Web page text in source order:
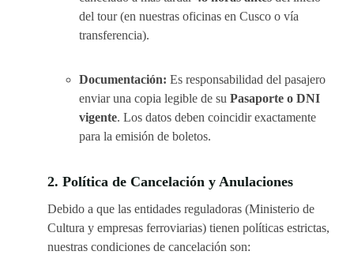
del tour (en nuestras oficinas en Cusco o vía
transferencia).
Documentación: Es responsabilidad del pasajero
enviar una copia legible de su Pasaporte o DNI
vigente. Los datos deben coincidir exactamente
para la emisión de boletos.
2. Política de Cancelación y Anulaciones
Debido a que las entidades reguladoras (Ministerio de
Cultura y empresas ferroviarias) tienen políticas estrictas,
nuestras condiciones de cancelación son: